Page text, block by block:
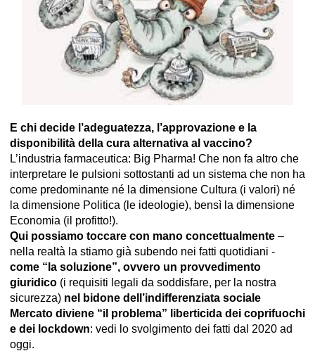
E chi decide l’adeguatezza, l’approvazione e la
disponibilità della cura alternativa al vaccino?
L’industria farmaceutica: Big Pharma! Che non fa altro che
interpretare le pulsioni sottostanti ad un sistema che non ha
come predominante né la dimensione Cultura (i valori) né
la dimensione Politica (le ideologie), bensì la dimensione
Economia (il profitto!).
Qui possiamo toccare con mano concettualmente –
nella realtà la stiamo già subendo nei fatti quotidiani -
come “la soluzione”, ovvero un provvedimento
giuridico (i requisiti legali da soddisfare, per la nostra
sicurezza) nel bidone dell’indifferenziata sociale
Mercato diviene “il problema” liberticida dei coprifuochi
e dei lockdown: vedi lo svolgimento dei fatti dal 2020 ad
oggi.